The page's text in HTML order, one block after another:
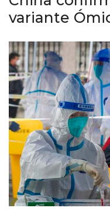
variante